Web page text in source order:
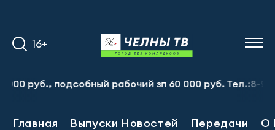
16+
подсобный рабочий зп 60 000 руб. Тел.:8-917-913-
Главная Выпуски Новостей Передачи О